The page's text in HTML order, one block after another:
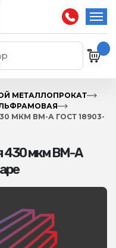
МЕТАЛЛОПРОКАТ
МКМ ВМ-А ГОСТ 18903-
430 мкм ВМ-А